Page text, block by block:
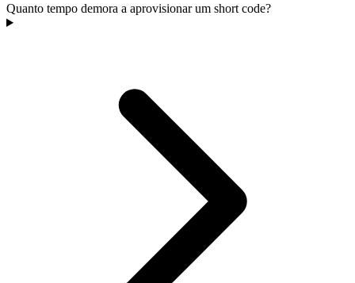
Quanto tempo demora a aprovisionar um short code?